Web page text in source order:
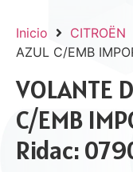
Inicio CITROËN
AZUL C/EMB
VOLANTE
C/EMB
Ridac: